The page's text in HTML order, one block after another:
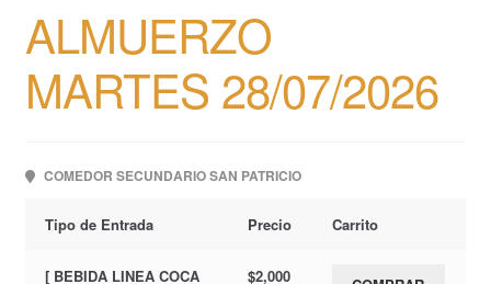
ALMUERZO
MARTES 28/07/2026
COMEDOR SECUNDARIO SAN PATRICIO
Tipo de Entrada Precio Carrito
[ BEBIDA LINEA COCA
$2,000